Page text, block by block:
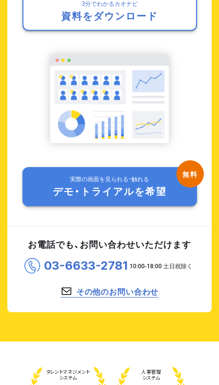
3分でわかるカオナビ
資料をダウンロード
実際の画面を見られる・触れる
デモ・トライアルを希望
お電話でも、お問い合わせいただけます
03-6633-2781
その他のお問い合わせ
タレントマネジメント
システム
人事管理
システム